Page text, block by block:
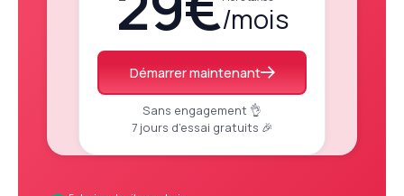
/mois
Démarrer maintenant
Sans engagement 👌
7 jours d’essai gratuits 🎉